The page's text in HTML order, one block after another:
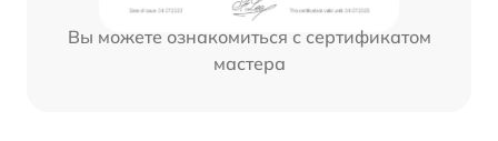
Вы можете ознакомиться с сертификатом
мастера